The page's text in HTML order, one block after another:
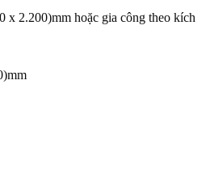
x 2.200)mm hoặc gia công theo kích